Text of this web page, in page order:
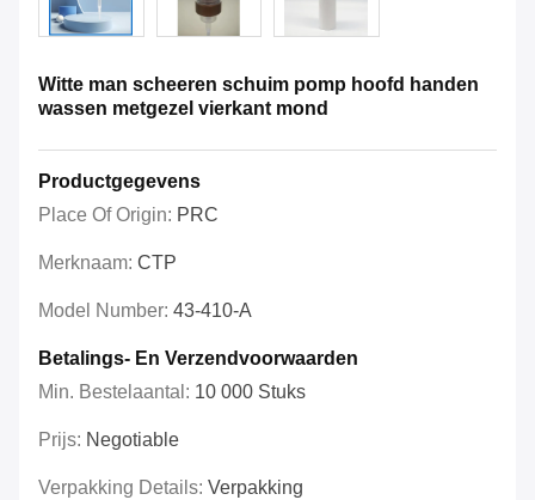
Witte man scheeren schuim pomp hoofd handen
wassen metgezel vierkant mond
Productgegevens
Place Of Origin: PRC
Merknaam: CTP
Model Number: 43-410-A
Betalings- En Verzendvoorwaarden
Min. Bestelaantal: 10 000 Stuks
Prijs: Negotiable
Verpakking Details: Verpakking